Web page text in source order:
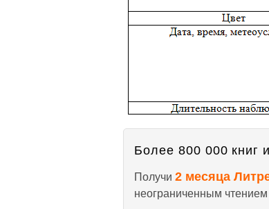
Более 800 000 книг
Получи 2 месяца
неограниченным чтением